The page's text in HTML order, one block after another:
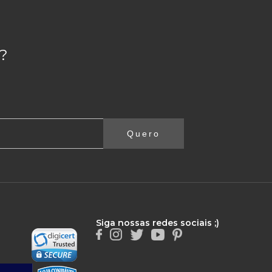
Quero
Siga nossas redes sociais ;)